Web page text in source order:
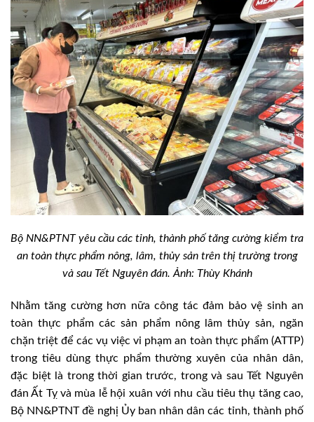
Bộ NN&PTNT yêu cầu các tỉnh, thành phố tăng cường kiểm tra
an toàn thực phẩm nông, lâm, thủy sản trên thị trường trong
và sau Tết Nguyên đán. Ảnh: Thùy Khánh
Nhằm tăng cường hơn nữa công tác đảm bảo vệ sinh an
toàn thực phẩm các sản phẩm nông lâm thủy sản, ngăn
chặn triệt để các vụ việc vi phạm an toàn thực phẩm (ATTP)
trong tiêu dùng thực phẩm thường xuyên của nhân dân,
đặc biệt là trong thời gian trước, trong và sau Tết Nguyên
đán Ất Tỵ và mùa lễ hội xuân với nhu cầu tiêu thụ tăng cao,
Bộ NN&PTNT đề nghị Ủy ban nhân dân các tỉnh, thành phố